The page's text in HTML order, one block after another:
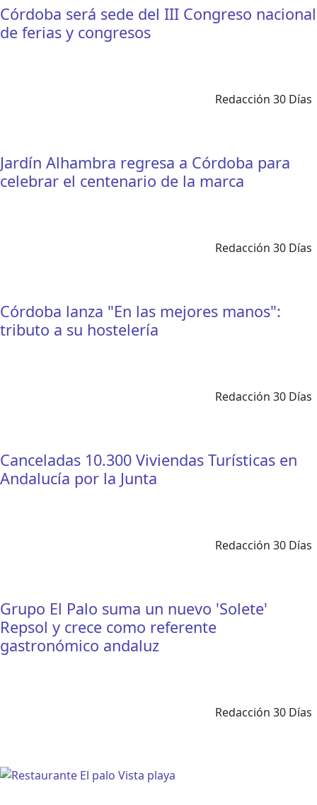
Córdoba será sede del III Congreso nacional
de ferias y congresos
Redacción 30 Días
Jardín Alhambra regresa a Córdoba para
celebrar el centenario de la marca
Redacción 30 Días
Córdoba lanza "En las mejores manos":
tributo a su hostelería
Redacción 30 Días
Canceladas 10.300 Viviendas Turísticas en
Andalucía por la Junta
Redacción 30 Días
Grupo El Palo suma un nuevo 'Solete'
Repsol y crece como referente
gastronómico andaluz
Redacción 30 Días